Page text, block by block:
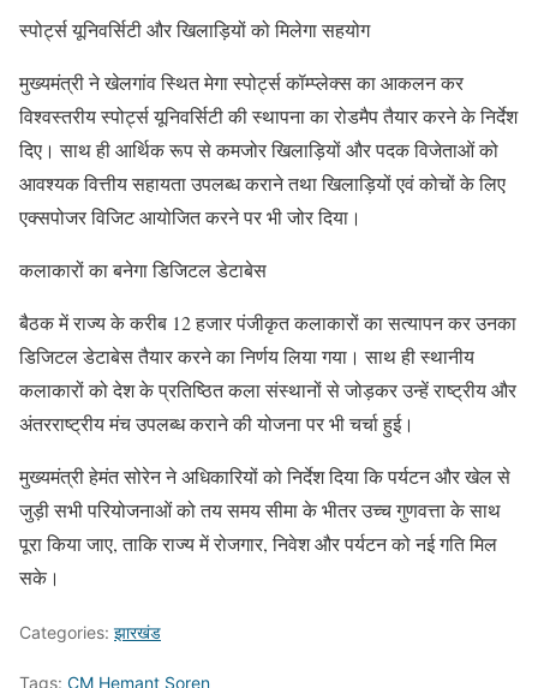
स्पोर्ट्स यूनिवर्सिटी और खिलाड़ियों को मिलेगा सहयोग
मुख्यमंत्री ने खेलगांव स्थित मेगा स्पोर्ट्स कॉम्प्लेक्स का आकलन कर
विश्वस्तरीय स्पोर्ट्स यूनिवर्सिटी की स्थापना का रोडमैप तैयार करने के निर्देश
दिए। साथ ही आर्थिक रूप से कमजोर खिलाड़ियों और पदक विजेताओं को
आवश्यक वित्तीय सहायता उपलब्ध कराने तथा खिलाड़ियों एवं कोचों के लिए
एक्सपोजर विजिट आयोजित करने पर भी जोर दिया।
कलाकारों का बनेगा डिजिटल डेटाबेस
बैठक में राज्य के करीब 12 हजार पंजीकृत कलाकारों का सत्यापन कर उनका
डिजिटल डेटाबेस तैयार करने का निर्णय लिया गया। साथ ही स्थानीय
कलाकारों को देश के प्रतिष्ठित कला संस्थानों से जोड़कर उन्हें राष्ट्रीय और
अंतरराष्ट्रीय मंच उपलब्ध कराने की योजना पर भी चर्चा हुई।
मुख्यमंत्री हेमंत सोरेन ने अधिकारियों को निर्देश दिया कि पर्यटन और खेल से
जुड़ी सभी परियोजनाओं को तय समय सीमा के भीतर उच्च गुणवत्ता के साथ
पूरा किया जाए, ताकि राज्य में रोजगार, निवेश और पर्यटन को नई गति मिल
सके।
Categories: झारखंड
Tags: CM Hemant Soren